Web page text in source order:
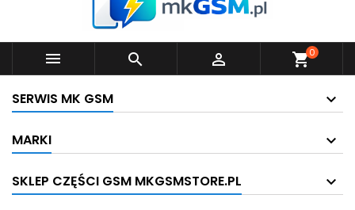
   shopping_cart0
SERWIS MK GSM
MARKI
SKLEP CZĘŚCI GSM MKGSMSTORE.PL